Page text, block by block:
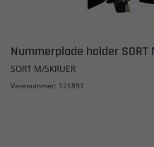
Nummerplade holder SORT
SORT M/SKRUER
Varenummer: 121891